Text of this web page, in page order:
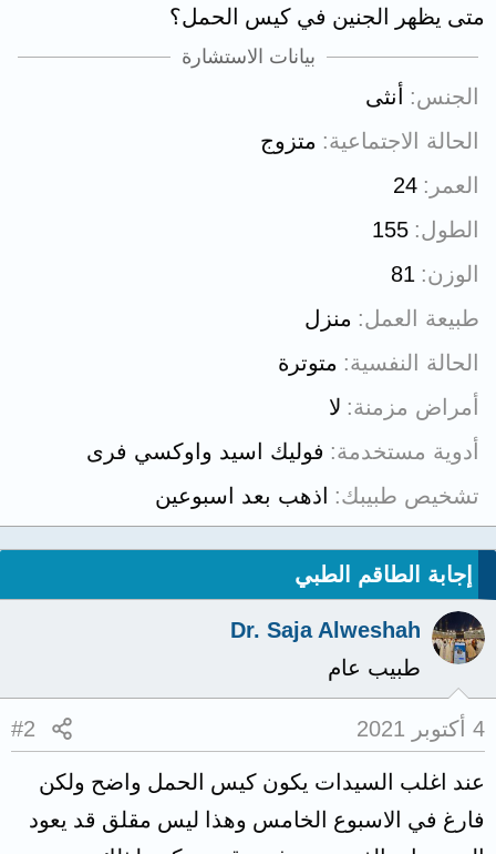
متى يظهر الجنين في كيس الحمل؟
بيانات الاستشارة
الجنس
أنثى
الحالة الاجتماعية
متزوج
العمر
24
الطول 155
الوزن 81
طبيعة العمل
منزل
الحالة النفسية
متوترة
أمراض مزمنة لا
أدوية مستخدمة
فوليك اسيد واوكسي فرى
تشخيص طبيبك
اذهب بعد اسبوعين
إجابة الطاقم الطبي
Dr. Saja Alweshah
طبيب عام
4 أكتوبر 2021 #2
عند اغلب السيدات يكون كيس الحمل واضح ولكن
فارغ في الاسبوع الخامس وهذا ليس مقلق قد يعود